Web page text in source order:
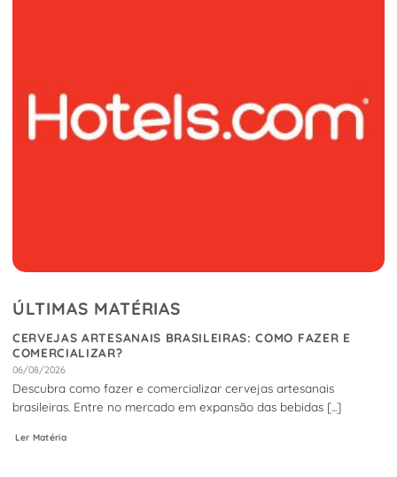
ÚLTIMAS MATÉRIAS
CERVEJAS ARTESANAIS BRASILEIRAS: COMO FAZER E
COMERCIALIZAR?
06/08/2026
Descubra como fazer e comercializar cervejas artesanais
brasileiras. Entre no mercado em expansão das bebidas [...]
Ler Matéria